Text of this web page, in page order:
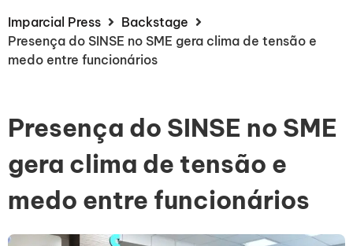
Imparcial Press
Backstage
Presença do SINSE no SME gera clima de tensão e
medo entre funcionários
Presença do SINSE no SME
gera clima de tensão e
medo entre funcionários